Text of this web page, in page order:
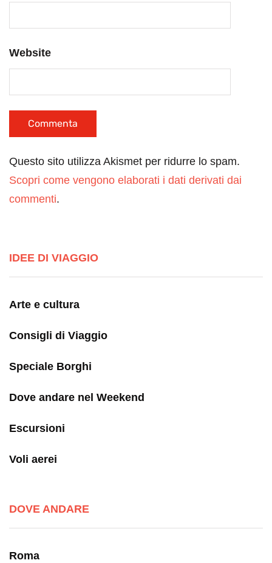
Website
Questo sito utilizza Akismet per ridurre lo spam.
Scopri come vengono elaborati i dati derivati dai
commenti.
IDEE DI VIAGGIO
Arte e cultura
Consigli di Viaggio
Speciale Borghi
Dove andare nel Weekend
Escursioni
Voli aerei
DOVE ANDARE
Roma